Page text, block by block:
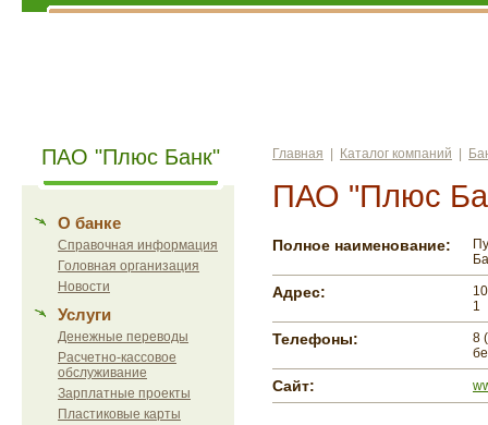
ПАО "Плюс Банк"
О банке
Справочная информация
Головная организация
Новости
Услуги
Денежные переводы
Расчетно-кассовое
обслуживание
Зарплатные проекты
Пластиковые карты
Главная Каталог компаний
ПАО "Плюс
Полное наименование:
Адрес:
1
Телефоны:
8
Сайт: